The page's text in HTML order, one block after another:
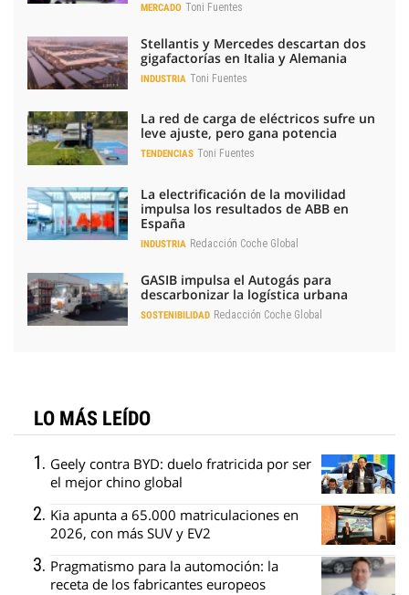
MERCADO Toni Fuentes
Stellantis y Mercedes descartan dos
gigafactorías en Italia y Alemania
INDUSTRIA Toni Fuentes
La red de carga de eléctricos sufre un
leve ajuste, pero gana potencia
TENDENCIAS Toni Fuentes
La electrificación de la movilidad
impulsa los resultados de ABB en
España
INDUSTRIA Redacción Coche Global
GASIB impulsa el Autogás para
descarbonizar la logística urbana
SOSTENIBILIDAD Redacción Coche Global
LO MÁS LEÍDO
Geely contra BYD: duelo fratricida por ser
el mejor chino global
Kia apunta a 65.000 matriculaciones en
2026, con más SUV y EV2
Pragmatismo para la automoción: la
receta de los fabricantes europeos